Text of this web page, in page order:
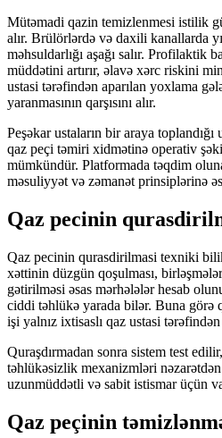
Mütəmadi qazin temizlenmesi istilik
alır. Brülörlərdə və daxili kanallarda
məhsuldarlığı aşağı salır. Profilaktik
müddətini artırır, əlavə xərc riskini
ustasi tərəfindən aparılan yoxlama
yaranmasının qarşısını alır.
Peşəkar ustaların bir araya
qaz peçi təmiri xidmətinə operativ
mümkündür. Platformada təqdim
məsuliyyət və zəmanət prinsiplərinə
Qaz pecinin
Qaz pecinin qurasdirilmasi texniki
xəttinin düzgün qoşulması,
gətirilməsi əsas mərhələlər hesab
ciddi təhlükə yarada bilər. Buna görə
işi yalnız ixtisaslı qaz ustasi
Quraşdırmadan sonra sistem test
təhlükəsizlik mexanizmləri
uzunmüddətli və sabit istismar üçün
Qaz peçinin